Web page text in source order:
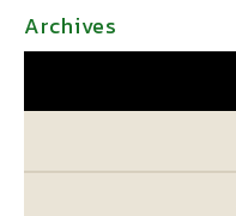
Archives